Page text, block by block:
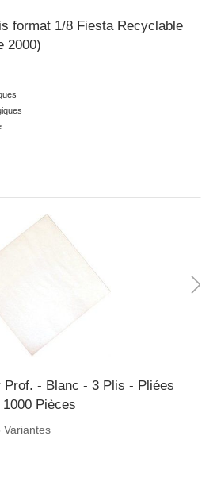
format 1/8 Fiesta Recyclable
2000)
Prof. - Blanc - 3 Plis - Pliées
- 1000 Pièces
Variantes